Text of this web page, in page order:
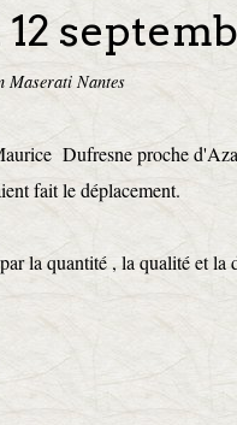
Maserati Nantes
Dufresne proche
fait le déplacement.
la quantité , la qualité et la